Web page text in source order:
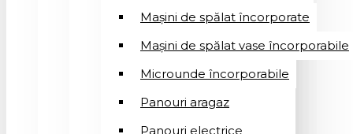
Mașini de spălat încorporate
Mașini de spălat vase încorporabile
Microunde încorporabile
Panouri aragaz
Panouri electrice